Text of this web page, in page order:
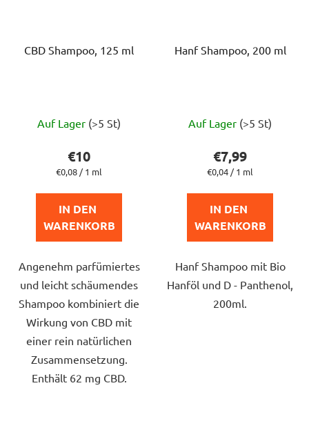
CBD Shampoo, 125 ml
durchschnittliche
ist
von
5
Sternen.
Auf Lager (>5 St)
€10
Verkaufspreis:
€0,08 / 1 ml
IN DEN
WARENKORB
Angenehm parfümiertes
und leicht schäumendes
Shampoo kombiniert die
Wirkung von CBD mit
einer rein natürlichen
Zusammensetzung.
Enthält 62 mg CBD.
Hanf Shampoo, 200 ml
ist
von
5
Sternen.
Auf Lager (>5 St)
€7,99
Verkaufspreis:
€0,04 / 1 ml
IN DEN
WARENKORB
Hanf Shampoo mit Bio
Hanföl und D - Panthenol,
200ml.